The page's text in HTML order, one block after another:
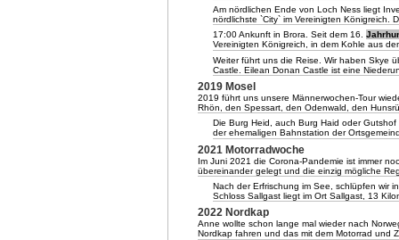
Am nördlichen Ende von Loch Ness liegt
nördlichste `City` im Vereinigten Königreich.
17:00 Ankunft in Brora. Seit dem 16.
Vereinigten Königreich, in dem Kohle aus
Weiter führt uns die Reise. Wir haben Skye
Castle. Eilean Donan Castle ist eine
2019 Mosel
2019 führt uns unsere Männerwochen-Tour
Rhön, den Spessart, den Odenwald, den
Die Burg Heid, auch Burg Haid oder
der ehemaligen Bahnstation der
2021 Motorradwoche
Im Juni 2021 die Corona-Pandemie ist immer
übereinander gelegt und die einzig mögliche
Nach der Erfrischung im See, schlüpfen wir
Schloss Sallgast liegt im Ort Sallgast, 13
2022 Nordkap
Anne wollte schon lange mal wieder nach
Nordkap fahren und das mit dem Motorrad und